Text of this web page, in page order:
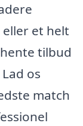
et helt
tilbud
os
match